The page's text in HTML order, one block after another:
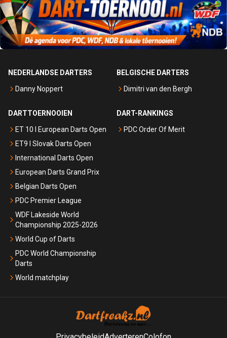
NEDERLANDSE DARTERS
Danny Noppert
BELGISCHE DARTERS
Dimitri van den Bergh
DARTTOERNOOIEN
ET 10 I European Darts Open
ET9 I Slovak Darts Open
International Darts Open
European Darts Grand Prix
Belgian Darts Open
PDC Premier League
WDF Lakeside World
Championship 2025-2026
World Cup of Darts
PDC World Championship
Darts
World matchplay
DART-RANKINGS
PDC Order Of Merit